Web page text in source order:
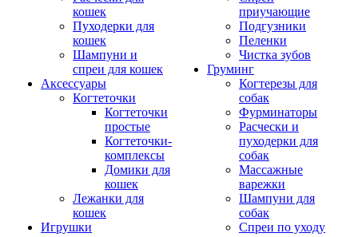
кошек
Пуходерки для
кошек
Шампуни и
спреи для кошек
Аксессуары
Когтеточки
Когтеточки
простые
Когтеточки-
комплексы
Домики для
кошек
Лежанки для
кошек
Игрушки
приучающие
Подгузники
Пеленки
Чистка зубов
Груминг
Когтерезы для
собак
Фурминаторы
Расчески и
пуходерки для
собак
Массажные
варежки
Шампуни для
собак
Спреи по уходу